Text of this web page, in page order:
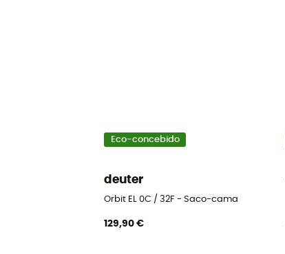
Eco-concebido
deuter
Orbit EL 0C / 32F - Saco-cama
129,90 €